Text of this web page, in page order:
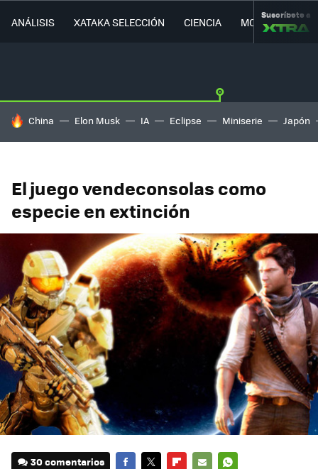
ANÁLISIS XATAKA SELECCIÓN CIENCIA MOVILIDAD
Suscríbete a
HOY SE HABLA DE
China Elon Musk IA Eclipse Miniserie Japón
El juego vendeconsolas como
especie en extinción
30 comentarios